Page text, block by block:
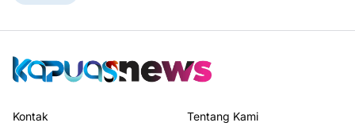
Kontak Tentang Kami